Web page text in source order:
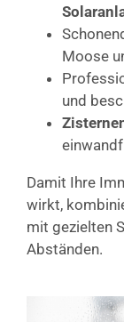
Moose
und
Damit Ihre
wirkt,
mit gezielten
Abständen.